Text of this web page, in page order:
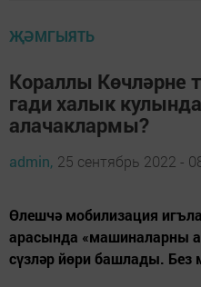
ҖӘМГЫЯТЬ
Кораллы Көчләрне
гади халык
алачаклармы?
admin, 25 сентябрь 2022 -
Өлешчә мобилизация
арасында «машиналарны
сүзләр йөри башлады. Без